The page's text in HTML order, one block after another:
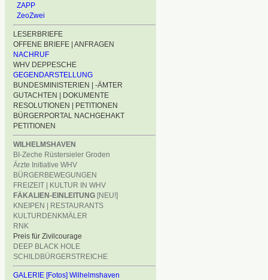
ZAPP
ZeoZwei
LESERBRIEFE
OFFENE BRIEFE | ANFRAGEN
NACHRUF
WHV DEPPESCHE
GEGENDARSTELLUNG
BUNDESMINISTERIEN | -ÄMTER
GUTACHTEN | DOKUMENTE
RESOLUTIONEN | PETITIONEN
BÜRGERPORTAL NACHGEHAKT
PETITIONEN
WILHELMSHAVEN
BI-Zeche Rüstersieler Groden
Ärzte Initiative WHV
BÜRGERBEWEGUNGEN
FREIZEIT | KULTUR IN WHV
FÄKALIEN-EINLEITUNG [NEU!]
KNEIPEN | RESTAURANTS
KULTURDENKMÄLER
RNK
Preis für Zivilcourage
DEEP BLACK HOLE
SCHILDBÜRGERSTREICHE
GALERIE [Fotos] Wilhelmshaven